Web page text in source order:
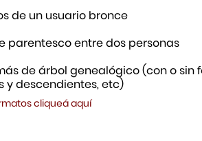
de un usuario bronce
parentesco entre dos personas
de árbol genealógico (con o sin
y descendientes, etc)
cliqueá aquí